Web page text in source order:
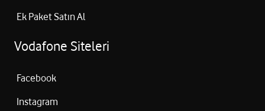
Ek Paket Satın Al
Vodafone Siteleri
Facebook
Instagram